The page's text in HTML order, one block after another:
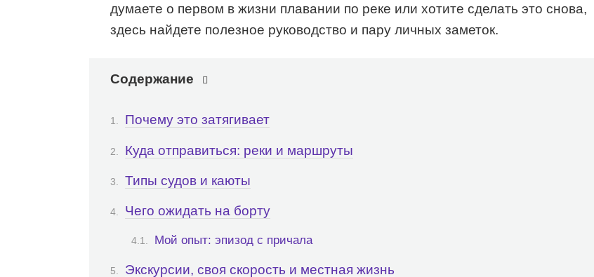
думаете о первом в жизни плавании по реке или хотите сделать это снова,
здесь найдете полезное руководство и пару личных заметок.
Содержание
Почему это затягивает
Куда отправиться: реки и маршруты
Типы судов и каюты
Чего ожидать на борту
Мой опыт: эпизод с причала
Экскурсии, своя скорость и местная жизнь